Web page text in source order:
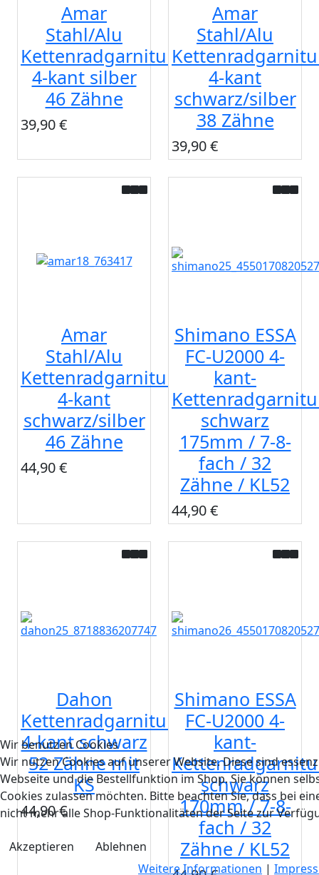
Amar
Stahl/Alu
Kettenradgarnitur
4-kant silber
46 Zähne
39,90 €
Amar
Stahl/Alu
4-kant
schwarz/silber
38 Zähne
39,90 €
Amar
Stahl/Alu
Kettenradgarnitur
4-kant
schwarz/silber
46 Zähne
44,90 €
Shimano ESSA
FC-U2000 4-
kant-
schwarz
175mm / 7-8-
fach / 32
Zähne / KL52
44,90 €
Dahon
Kettenradgarnitur
4-kant schwarz
52 Zähne mit
KS
44,90 €
Shimano ESSA
FC-U2000 4-
kant-
schwarz
170mm / 7-8-
fach / 32
Zähne / KL52
Wir benutzen Cookies
Wir nutzen Cookies auf unserer Website. Diese sind
Webseite und die Bestellfunktion im Shop. Sie können
Cookies zulassen möchten. Bitte beachten Sie, dass bei
nicht mehr alle Shop-Funktionalitäten der Seite zur
Akzeptieren
Ablehnen
Weitere Informationen |